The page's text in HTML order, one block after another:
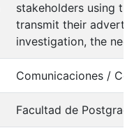
stakeholders using
transmit their
investigation, the
Comunicaciones /
Facultad de